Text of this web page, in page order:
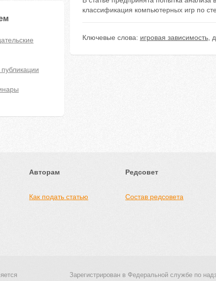
классификация компьютерных игр по
Ключевые слова: игровая зависимость,
Авторам
Как подать статью
Редсовет
Состав редсовета
Зарегистрирован в Федеральной службе по